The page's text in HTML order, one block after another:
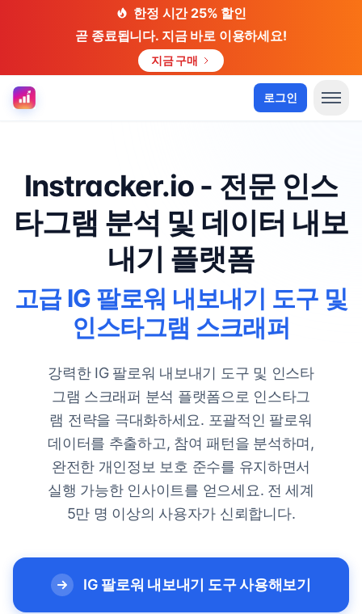
한정 시간 25% 할인
곧 종료됩니다. 지금 바로 이용하세요!
지금 구매
로그인
Instracker.io - 전문 인스
타그램 분석 및 데이터 내보
내기 플랫폼
고급 IG 팔로워 내보내기 도구 및
인스타그램 스크래퍼
강력한 IG 팔로워 내보내기 도구 및 인스타
그램 스크래퍼 분석 플랫폼으로 인스타그
램 전략을 극대화하세요. 포괄적인 팔로워
데이터를 추출하고, 참여 패턴을 분석하며,
완전한 개인정보 보호 준수를 유지하면서
실행 가능한 인사이트를 얻으세요. 전 세계
5만 명 이상의 사용자가 신뢰합니다.
IG 팔로워 내보내기 도구 사용해보기